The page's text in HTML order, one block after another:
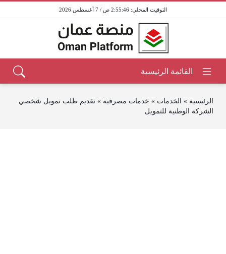
2:55:46 ص / 7 أغسطس 2026
الرئيسية » الخدمات » خدمات مصرفية » تقديم طلب تمويل شخصي
الشركة الوطنية للتمويل